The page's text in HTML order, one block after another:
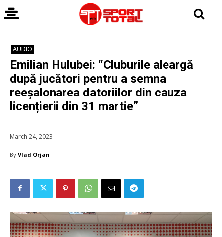
AUDIO
Emilian Hulubei: “Cluburile aleargă
după jucători pentru a semna
reeșalonarea datoriilor din cauza
licențierii din 31 martie”
March 24, 2023
By Vlad Orjan